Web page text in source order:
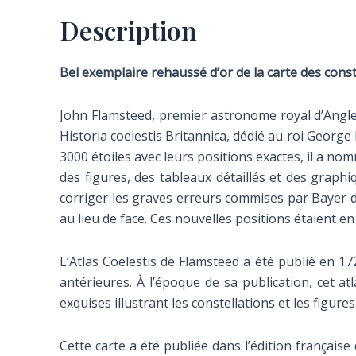
Description
Bel exemplaire rehaussé d’or de la carte des
John Flamsteed, premier astronome royal
Historia coelestis Britannica, dédié au roi
3000 étoiles avec leurs positions exactes, il a
des figures, des tableaux détaillés et des
corriger les graves erreurs commises par Bayer
au lieu de face. Ces nouvelles positions étaient
L’Atlas Coelestis de Flamsteed a été publié en
antérieures. À l’époque de sa publication, cet
exquises illustrant les constellations et les
Cette carte a été publiée dans l’édition